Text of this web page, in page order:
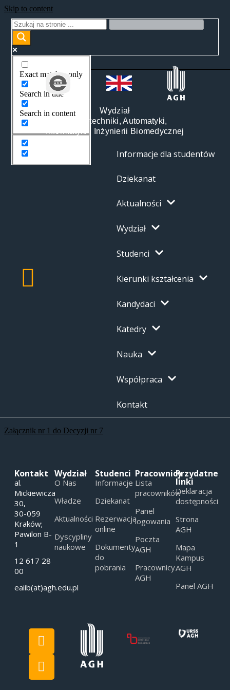
Skip to content
Exact matches only
Search in title
Search in content
Wydział
Elektrotechniki, Automatyki,
Informatyki i Inżynierii Biomedycznej
Informacje dla studentów
Dziekanat
Aktualności
Wydział
Studenci
Kierunki kształcenia
Kandydaci
Katedry
Nauka
Współpraca
Kontakt
Załącznik nr 1 do Decyzji nr 7
Kontakt
al.
Mickiewicza
30,
30-059
Kraków;
Pawilon B-
1
12 617 28
00
eaiib(at)agh.edu.pl
Wydział
O Nas
Władze
Aktualności
Dyscypliny
naukowe
Studenci
Informacje
Dziekanat
Rezerwacja
online
Dokumenty
do
pobrania
Pracownicy
Lista
pracowników
Panel
logowania
Poczta
AGH
Pracownicy
AGH
Przydatne
linki
Deklaracja
dostępności
Strona
AGH
Mapa
Kampus
AGH
Panel AGH